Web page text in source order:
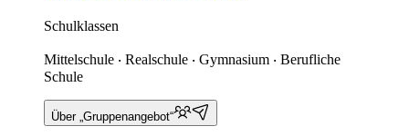
Schulklassen
Mittelschule ‧ Realschule ‧ Gymnasium ‧ Berufliche
Schule
Über „Gruppenangebot“